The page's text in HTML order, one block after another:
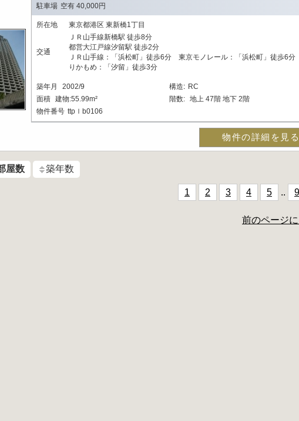
駐車場 空有 40,000円
所在地 東京都港区 東新橋1丁目
交通
ＪＲ山手線新橋駅 徒歩8分
都営大江戸線汐留駅 徒歩2分
ＪＲ山手線：「浜松町」徒歩6分 東京モノレール：「浜松町」徒歩6
りかもめ：「汐留」徒歩3分
築年月 2002/9 構造: RC
面積 建物:55.99m² 階数: 地上 47階 地下 2階
物件番号 ttpｌb0106
物件の詳細を見る
屋数 築年数
1 2 3 4 5 .. 9
前のページ